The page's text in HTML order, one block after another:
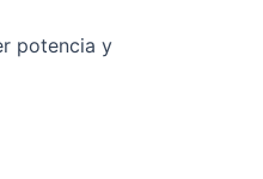
potencia y